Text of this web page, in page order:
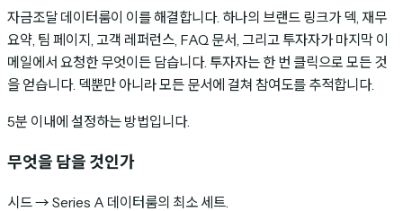
자금조달 데이터룸이 이를 해결합니다. 하나의 브랜드 링크가 덱, 재무
요약, 팀 페이지, 고객 레퍼런스, FAQ 문서, 그리고 투자자가 마지막 이
메일에서 요청한 무엇이든 담습니다. 투자자는 한 번 클릭으로 모든 것
을 얻습니다. 덱뿐만 아니라 모든 문서에 걸쳐 참여도를 추적합니다.
5분 이내에 설정하는 방법입니다.
무엇을 담을 것인가
시드 → Series A 데이터룸의 최소 세트.